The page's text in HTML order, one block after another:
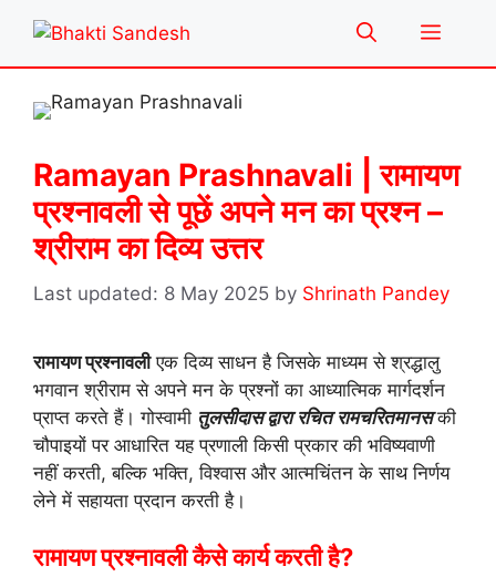
content
Menu
Ramayan Prashnavali | रामायण
प्रश्नावली से पूछें अपने मन का प्रश्न –
श्रीराम का दिव्य उत्तर
8 May 2025 by Shrinath Pandey
रामायण प्रश्नावलीएक दिव्य साधन है जिसके माध्यम से श्रद्धालु
भगवान श्रीराम से अपने मन के प्रश्नों का आध्यात्मिक मार्गदर्शन
प्राप्त करते हैं। गोस्वामी तुलसीदास द्वारा रचित रामचरितमानसकी
चौपाइयों पर आधारित यह प्रणाली किसी प्रकार की भविष्यवाणी
नहीं करती, बल्कि भक्ति, विश्वास और आत्मचिंतन के साथ निर्णय
लेने में सहायता प्रदान करती है।
रामायण प्रश्नावली कैसे कार्य करती है?